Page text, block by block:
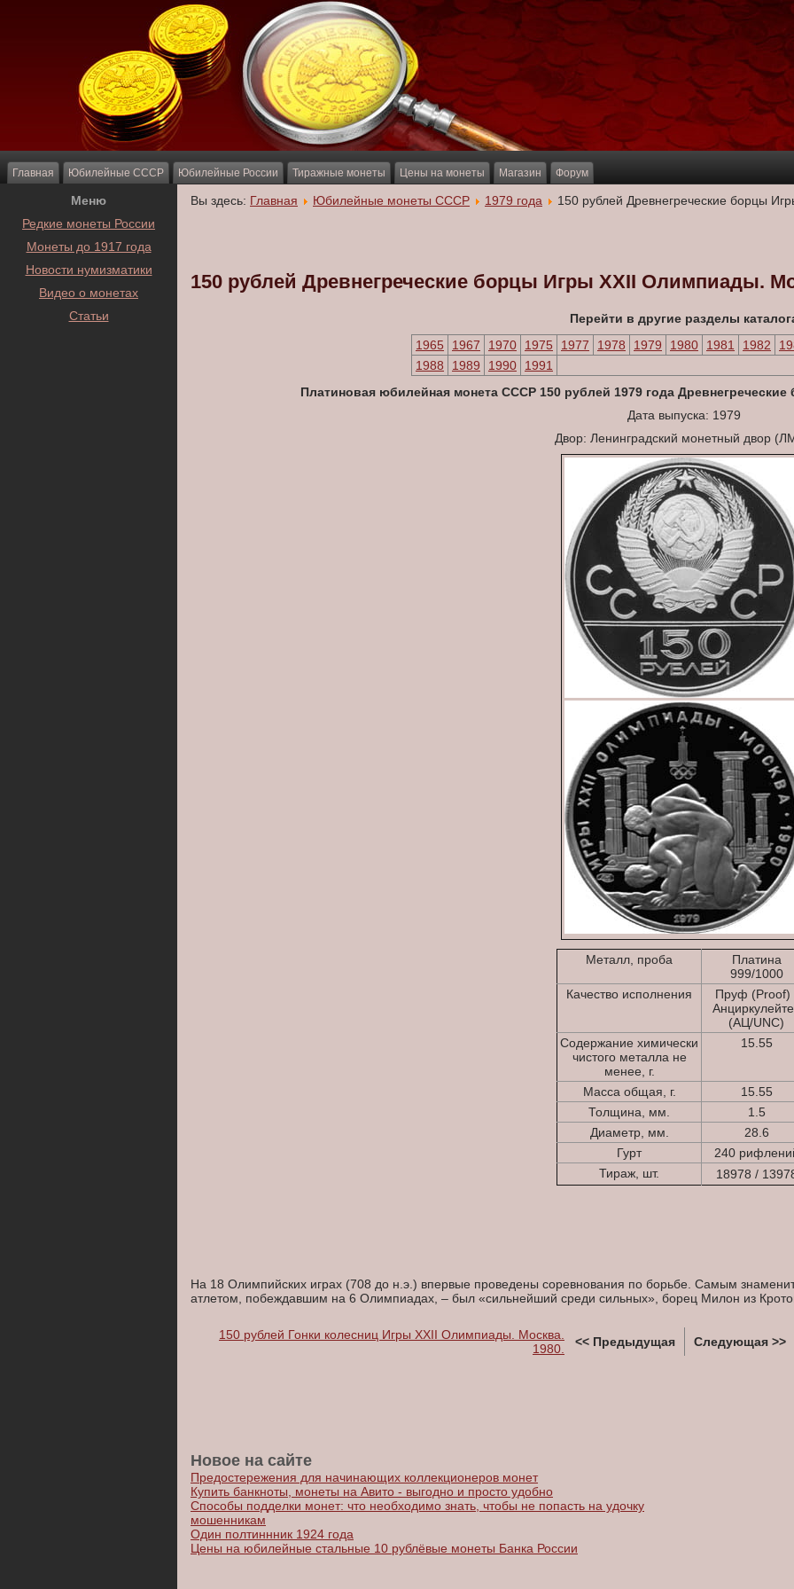
Главная Юбилейные СССР Юбилейные России Тиражные монеты Цены на монеты Магазин Форум
Меню
Редкие монеты России
Монеты до 1917 года
Новости нумизматики
Видео о монетах
Статьи
Вы здесь: Главная Юбилейные монеты СССР 1979 года 150 рублей Древнегреческие борцы
150 рублей Древнегреческие борцы Игры XXII Олимпиады.
Перейти в другие разделы
1965
1967 1970 1975 1977 1978 1979 1980 1981 1982
1988
1989 1990
1991
Платиновая юбилейная монета СССР 150 рублей 1979 года
Дата выпуска: 1979
Двор: Ленинградский монетный двор
Металл, проба
Платина
999/1000
Качество исполнения
Пруф (Proof)
(АЦ/UNC)
Содержание химически
чистого металла не
менее, г.
15.55
Масса общая, г.
15.55
Толщина, мм.
1.5
Диаметр, мм.
28.6
Гурт
240
Тираж, шт.
18978 /
На 18 Олимпийских играх (708 до н.э.) впервые проведены соревнования по борьбе. Самым
атлетом, побеждавшим на 6 Олимпиадах, – был «сильнейший среди сильных», борец Милон из
150 рублей Гонки колесниц Игры XXII Олимпиады. Москва.
1980.
<< Предыдущая Следующая >>
Новое на сайте
Предостережения для начинающих коллекционеров монет
Купить банкноты, монеты на Авито - выгодно и просто удобно
Способы подделки монет: что необходимо знать, чтобы не попасть на удочку
мошенникам
Один полтиннник 1924 года
Цены на юбилейные стальные 10 рублёвые монеты Банка России